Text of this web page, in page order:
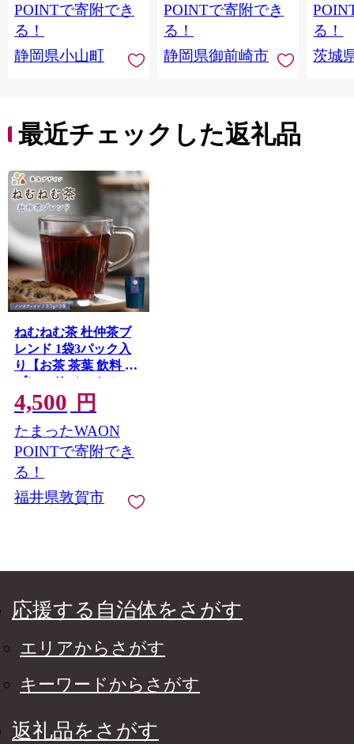
POINTで寄附でき
る！
静岡県小山町
POINTで寄附でき
る！
静岡県御前崎市
る！
茨城
最近チェックした返礼品
ねむねむ茶 杜仲茶ブ
レンド 1袋3パック入
り【お茶 茶葉 飲料 茶
ブレンド ノンカフェ
イン】 [072-a012]【敦
賀市ふるさと納税】
4,500 円
たまったWAON
POINTで寄附でき
る！
福井県敦賀市
応援する自治体をさがす
エリアからさがす
キーワードからさがす
返礼品をさがす